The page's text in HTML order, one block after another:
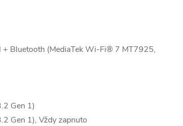
Bluetooth (MediaTek Wi-Fi® 7 MT7925,
Gen 1)
Gen 1), Vždy zapnuto